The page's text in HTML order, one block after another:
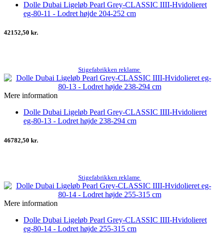
Dolle Dubai Ligeløb Pearl Grey-CLASSIC IIII-Hvidolieret
eg-80-11 - Lodret højde 204-252 cm
42152,50 kr.
Stigefabrikken reklame
Mere information
Dolle Dubai Ligeløb Pearl Grey-CLASSIC IIII-Hvidolieret
eg-80-13 - Lodret højde 238-294 cm
46782,50 kr.
Stigefabrikken reklame
Mere information
Dolle Dubai Ligeløb Pearl Grey-CLASSIC IIII-Hvidolieret
eg-80-14 - Lodret højde 255-315 cm